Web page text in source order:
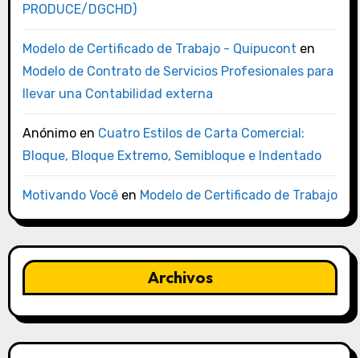
PRODUCE/DGCHD)
Modelo de Certificado de Trabajo - Quipucont en
Modelo de Contrato de Servicios Profesionales para
llevar una Contabilidad externa
Anónimoen Cuatro Estilos de Carta Comercial:
Bloque, Bloque Extremo, Semibloque e Indentado
Motivando Vocêen Modelo de Certificado de Trabajo
Archivos